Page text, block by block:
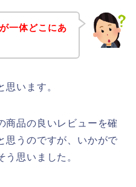
一体どこにあ
思います。
商品の良いレビューを確
思うのですが、いかがで
う思いました。